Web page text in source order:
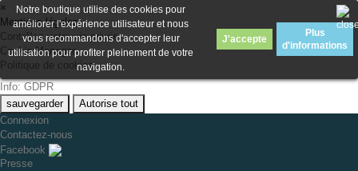
×
Mentions légales
Contrôlez votre vie privée
Cookie Manager
Politique de cookies
Info: GDPR
sauvegarder
Autorise tout
Connexion
Contactez-nous
Facebook
Presse
Notre boutique utilise des cookies pour
améliorer l'expérience utilisateur et nous
vous recommandons d'accepter leur
utilisation pour profiter pleinement de votre
navigation.
J'accepte
Plus
d'informations